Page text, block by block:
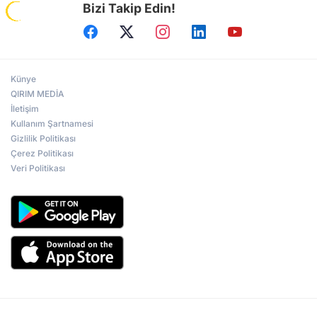
Bizi Takip Edin!
Künye
QIRIM MEDİA
İletişim
Kullanım Şartnamesi
Gizlilik Politikası
Çerez Politikası
Veri Politikası